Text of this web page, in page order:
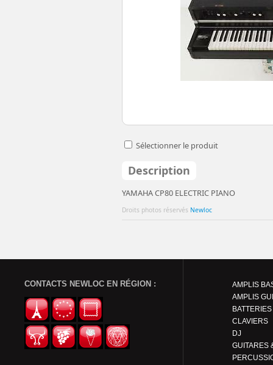
Sélectionner le produit
Description
YAMAHA CP80 ELECTRIC PIANO
Droits photos réservés Newloc
CONTACTS NEWLOC EN RÉGION :
AMPLIS
AMPLIS
BATTERIES
CLAVIERS
DJ